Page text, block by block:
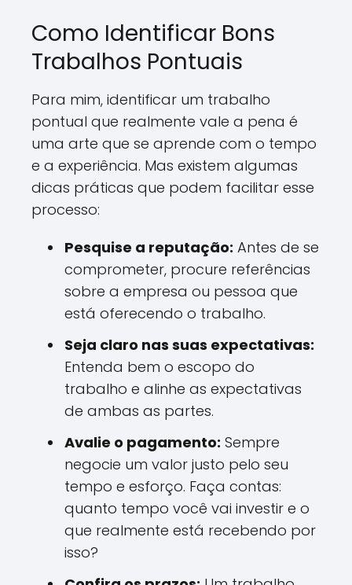
Como Identificar Bons
Trabalhos Pontuais
Para mim, identificar um trabalho
pontual que realmente vale a pena é
uma arte que se aprende com o tempo
e a experiência. Mas existem algumas
dicas práticas que podem facilitar esse
processo:
Pesquise a reputação: Antes de se
comprometer, procure referências
sobre a empresa ou pessoa que
está oferecendo o trabalho.
Seja claro nas suas expectativas:
Entenda bem o escopo do
trabalho e alinhe as expectativas
de ambas as partes.
Avalie o pagamento: Sempre
negocie um valor justo pelo seu
tempo e esforço. Faça contas:
quanto tempo você vai investir e o
que realmente está recebendo por
isso?